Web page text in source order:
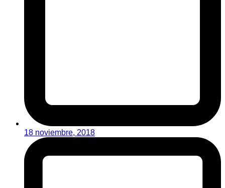
18 noviembre, 2018